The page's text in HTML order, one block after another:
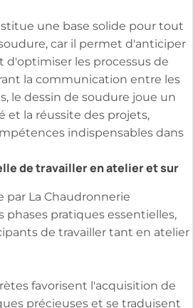
une base solide pour tout
car il permet d'anticiper
d'optimiser les processus de
la communication entre les
le dessin de soudure joue un
et la réussite des projets,
indispensables dans
de travailler en atelier et sur
par La Chaudronnerie
pratiques essentielles,
de travailler tant en atelier
favorisent l'acquisition de
précieuses et se traduisent